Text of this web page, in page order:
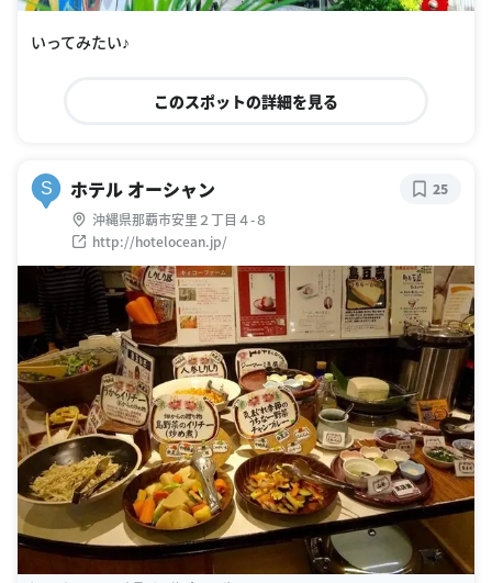
いってみたい♪
このスポットの詳細を見る
S ホテル オーシャン
沖縄県那覇市安里２丁目４-８
http://hotelocean.jp/
25